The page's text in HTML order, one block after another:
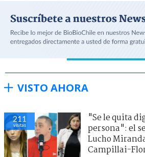
VISTO AHORA
211
visitas
"Se le quita
persona": el
Lucho
Campillai-